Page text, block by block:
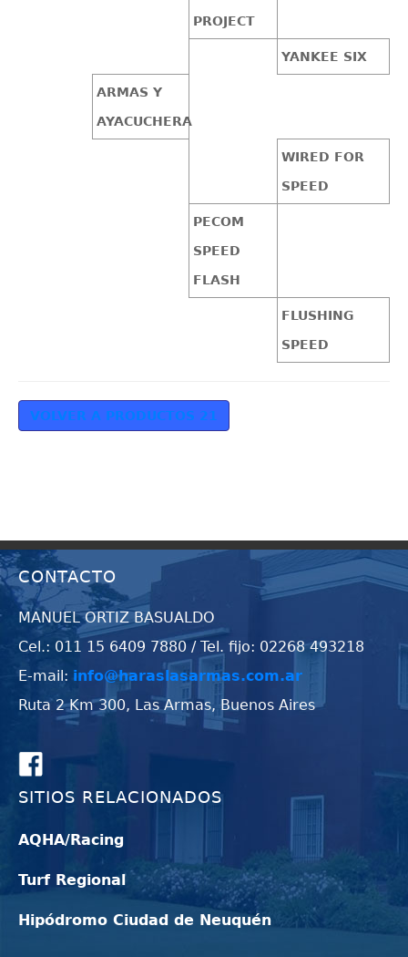
PROJECT
YANKEE SIX
ARMAS Y
AYACUCHERA
WIRED FOR
SPEED
PECOM
SPEED
FLASH
FLUSHING
SPEED
VOLVER A PRODUCTOS 21
CONTACTO
MANUEL ORTIZ BASUALDO
Cel.: 011 15 6409 7880 / Tel. fijo: 02268 493218
E-mail: info@haraslasarmas.com.ar
Ruta 2 Km 300, Las Armas, Buenos Aires
SITIOS RELACIONADOS
AQHA/Racing
Turf Regional
Hipódromo Ciudad de Neuquén